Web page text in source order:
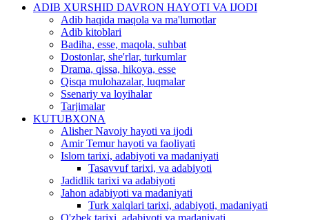
ADIB XURSHID DAVRON HAYOTI VA IJODI
Adib haqida maqola va ma'lumotlar
Adib kitoblari
Badiha, esse, maqola, suhbat
Dostonlar, she'rlar, turkumlar
Drama, qissa, hikoya, esse
Qisqa mulohazalar, luqmalar
Ssenariy va loyihalar
Tarjimalar
KUTUBXONA
Alisher Navoiy hayoti va ijodi
Amir Temur hayoti va faoliyati
Islom tarixi, adabiyoti va madaniyati
Tasavvuf tarixi, va adabiyoti
Jadidlik tarixi va adabiyoti
Jahon adabiyoti va madaniyati
Turk xalqlari tarixi, adabiyoti, madaniyati
O'zbek tarixi, adabiyoti va madaniyati